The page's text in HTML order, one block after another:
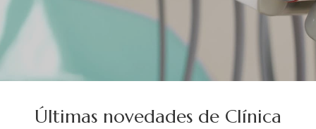
Últimas novedades de Clínica